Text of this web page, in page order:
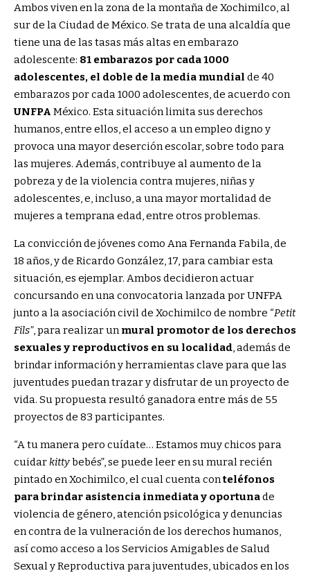
Ambos viven en la zona de la montaña de Xochimilco, al
sur de la Ciudad de México. Se trata de una alcaldía que
tiene una de las tasas más altas en embarazo
adolescente: 81 embarazos por cada 1000
adolescentes, el doble de la media mundial de 40
embarazos por cada 1000 adolescentes, de acuerdo con
UNFPA México. Esta situación limita sus derechos
humanos, entre ellos, el acceso a un empleo digno y
provoca una mayor deserción escolar, sobre todo para
las mujeres. Además, contribuye al aumento de la
pobreza y de la violencia contra mujeres, niñas y
adolescentes, e, incluso, a una mayor mortalidad de
mujeres a temprana edad, entre otros problemas.
La convicción de jóvenes como Ana Fernanda Fabila, de
18 años, y de Ricardo González, 17, para cambiar esta
situación, es ejemplar. Ambos decidieron actuar
concursando en una convocatoria lanzada por UNFPA
junto a la asociación civil de Xochimilco de nombre “Petit
Fils”, para realizar un mural promotor de los derechos
sexuales y reproductivos en su localidad , además de
brindar información y herramientas clave para que las
juventudes puedan trazar y disfrutar de un proyecto de
vida. Su propuesta resultó ganadora entre más de 55
proyectos de 83 participantes.
“A tu manera pero cuídate… Estamos muy chicos para
cuidar kittybebés”, se puede leer en su mural recién
pintado en Xochimilco, el cual cuenta conteléfonos
para brindar asistencia inmediata y oportunade
violencia de género, atención psicológica y denuncias
en contra de la vulneración de los derechos humanos,
así como acceso a los Servicios Amigables de Salud
Sexual y Reproductiva para juventudes, ubicados en los